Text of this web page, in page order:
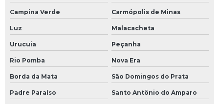
Campina Verde Carmópolis de Minas
Luz Malacacheta
Urucuia Peçanha
Rio Pomba Nova Era
Borda da Mata São Domingos do Prata
Padre Paraíso Santo Antônio do Amparo